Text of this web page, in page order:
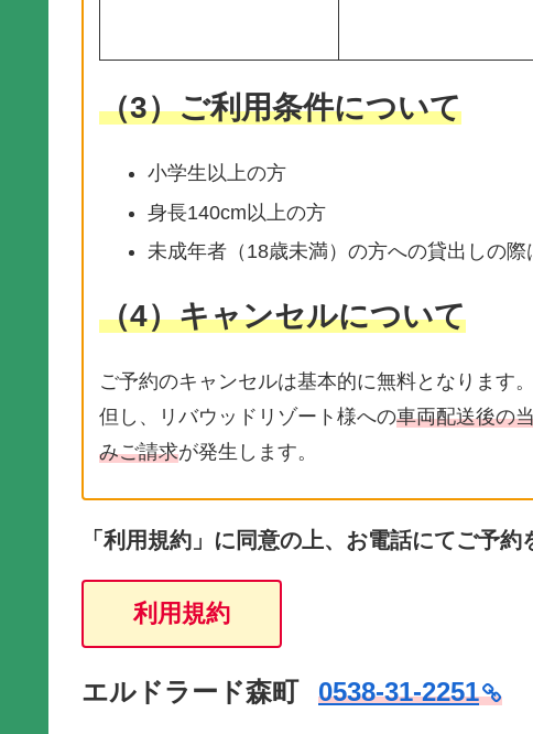
（3）ご利用条件について
小学生以上の方
身長140cm以上の方
未成年者（18歳未満）の方への貸出しの
（4）キャンセルについて
ご予約のキャンセルは基本的に無料となります
但し、リバウッドリゾート様への車両配送後の
みご請求が発生します。
「利用規約」に同意の上、お電話にてご予約
利用規約
エルドラード森町 0538-31-2251